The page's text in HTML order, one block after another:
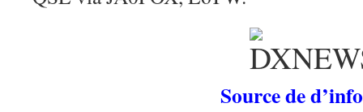
Source de d’info